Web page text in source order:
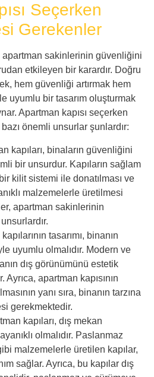
Seçerken
Gerekenler
apartman sakinlerinin güvenliğini
etkileyen bir karardır. Doğru
hem güvenliği artırmak hem
uyumlu bir tasarım oluşturmak
Apartman kapısı seçerken
önemli unsurlar şunlardır:
kapıları, binaların güvenliğini
bir unsurdur. Kapıların sağlam
kilit sistemi ile donatılması ve
malzemelerle üretilmesi
apartman sakinlerinin
tasarımı, binanın
uyumlu olmalıdır. Modern ve
dış görünümünü estetik
Ayrıca, apartman kapısının
yanı sıra, binanın tarzına
gerekmektedir.
kapıları, dış mekan
olmalıdır. Paslanmaz
malzemelerle üretilen kapılar,
sağlar. Ayrıca, bu kapılar dış